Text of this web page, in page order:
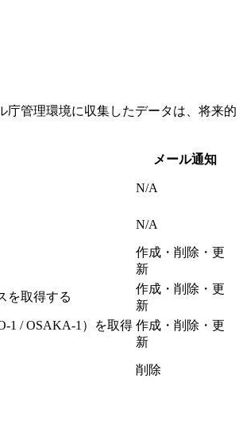
庁管理環境に収集したデータは、将来的
メール通知
N/A
N/A
作成・削除・更
新
を取得する
作成・削除・更
新
1 / OSAKA-1）を取得 作成・削除・更
新
削除